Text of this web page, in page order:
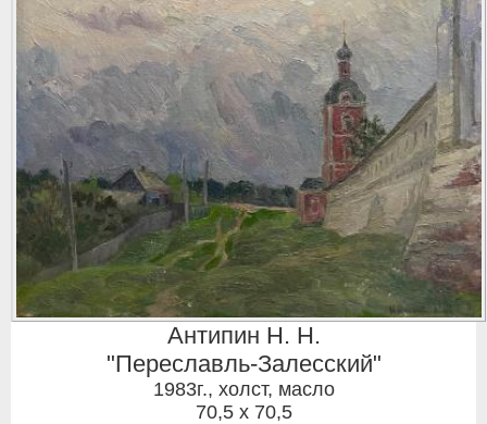
Антипин Н. Н.
"Переславль-Залесский"
1983г., холст, масло
70,5 x 70,5